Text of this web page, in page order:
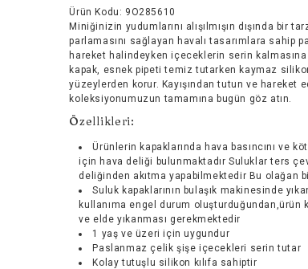
Ürün Kodu : 9O285610
Miniğinizin yudumlarını alışılmışın dışında bir
parlamasını sağlayan havalı tasarımlara sahip
hareket halindeyken içeceklerin serin kalmasına
kapak, esnek pipeti temiz tutarken kaymaz
yüzeylerden korur. Kayışından tutun ve hareket
koleksiyonumuzun tamamına bugün göz atın.
Özellikleri:
Ürünlerin kapaklarında hava basıncını ve
için hava deliği bulunmaktadır Suluklar ters
deliğinden akıtma yapabilmektedir Bu olağan
Suluk kapaklarının bulaşık makinesinde
kullanıma engel durum oluşturduğundan,ürün
ve elde yıkanması gerekmektedir
1 yaş ve üzeri için uygundur
Paslanmaz çelik şişe içecekleri serin tutar
Kolay tutuşlu silikon kılıfa sahiptir